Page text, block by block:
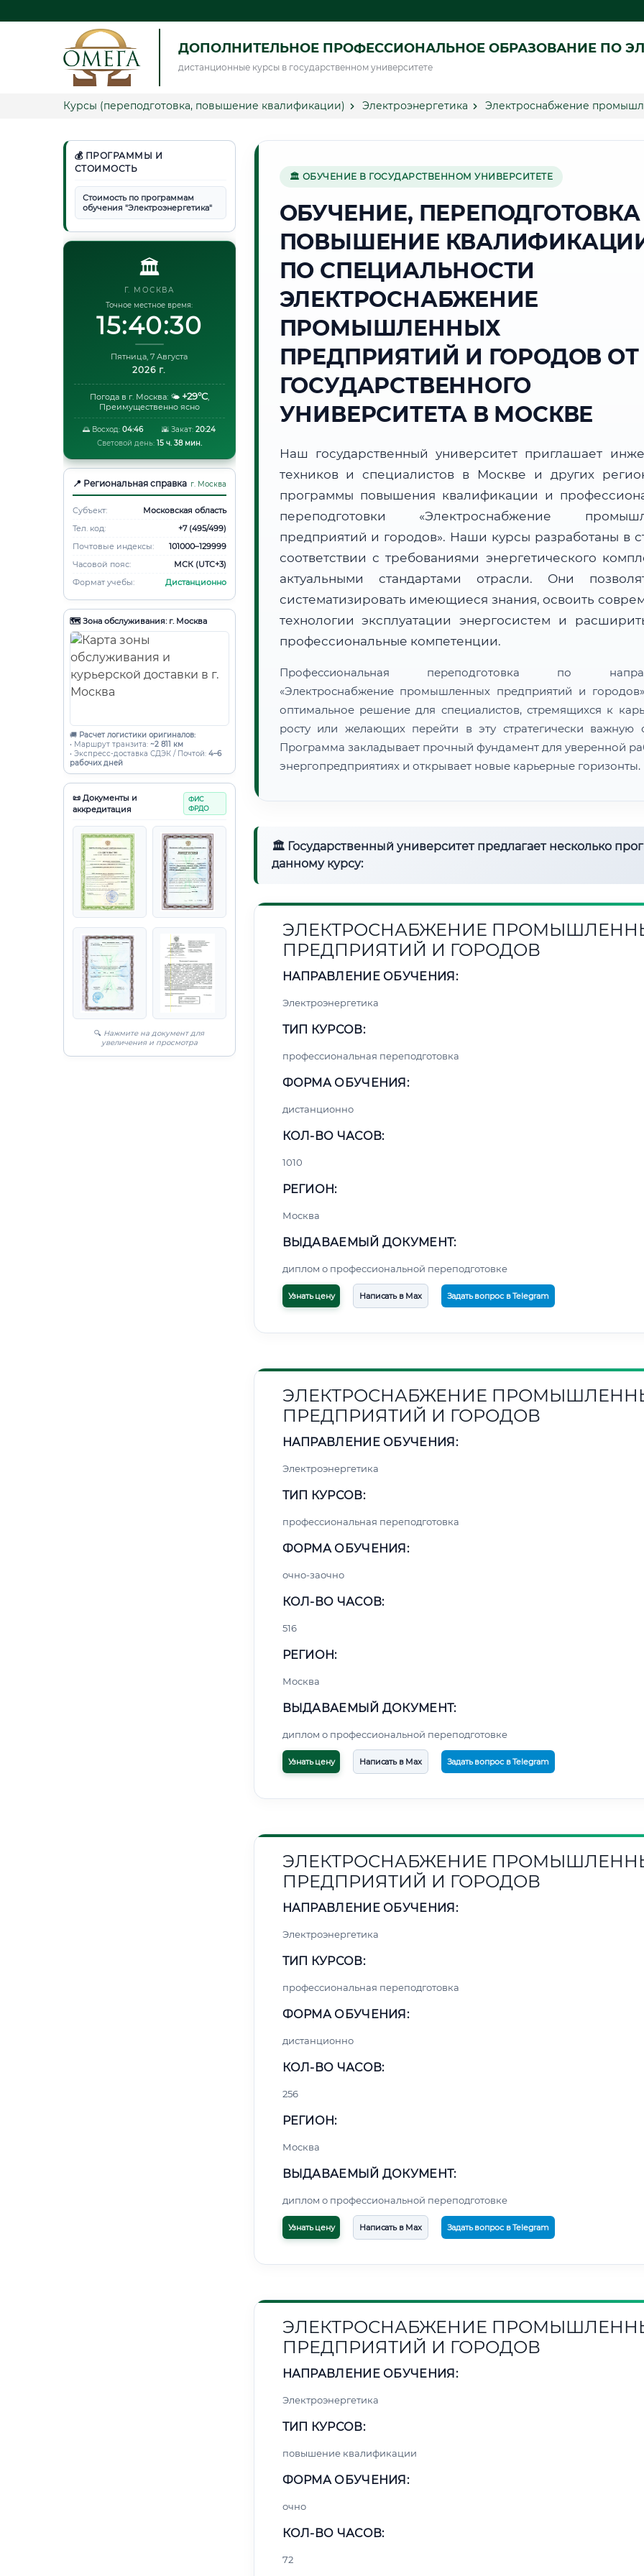
ДОПОЛНИТЕЛЬНОЕ ПРОФЕССИОНАЛЬНОЕ ОБРАЗОВАНИЕ ПО
дистанционные курсы в государственном университете
Курсы (переподготовка, повышение квалификации) Электроэнергетика Электроснабжение
💰 ПРОГРАММЫ И
СТОИМОСТЬ
Стоимость по программам
обучения "Электроэнергетика"
🏛️
Г. МОСКВА
Точное местное время:
15:40:31
Пятница, 7 Августа
2026 г.
Погода в г. Москва: 🌤️ +29°C,
Преимущественно ясно
🌅 Восход:04:46 🌇 Закат: 20:24
Световой день: 15 ч. 38 мин.
📍 Региональная справка г. Москва
Субъект:
Московская область
Тел. код:
+7 (495/499)
Почтовые индексы:
101000–129999
Часовой пояс:
МСК (UTC+3)
Формат учебы:
Дистанционно
🗺️ Зона обслуживания: г. Москва
🚚 Расчет логистики оригиналов:
• Маршрут транзита: ~2 811 км
• Экспресс-доставка СДЭК / Почтой: 4–6
рабочих дней
📜 Документы и
аккредитация
ФИС
ФРДО
🔍 Нажмите на документ для
увеличения и просмотра
🏛 ОБУЧЕНИЕ В ГОСУДАРСТВЕННОМ УНИВЕРСИТЕТЕ
ОБУЧЕНИЕ,
ПОВЫШЕНИЕ
ПО СПЕЦИАЛЬНОСТИ
ЭЛЕКТРОСНАБЖЕНИЕ
ПРОМЫШЛЕННЫХ
ПРЕДПРИЯТИЙ И ГОРОДОВ ОТ
ГОСУДАРСТВЕННОГО
УНИВЕРСИТЕТА В МОСКВЕ
Наш государственный университет приглашает
техников и специалистов в Москве и других
программы повышения квалификации и
переподготовки «Электроснабжение
предприятий и городов». Наши курсы разработаны в
соответствии с требованиями энергетического
актуальными стандартами отрасли. Они
систематизировать имеющиеся знания, освоить
технологии эксплуатации энергосистем и
профессиональные компетенции.
Профессиональная переподготовка по
«Электроснабжение промышленных предприятий и
оптимальное решение для специалистов, стремящихся к
росту или желающих перейти в эту стратегически важную
Программа закладывает прочный фундамент для уверенной
энергопредприятиях и открывает новые карьерные горизонты.
🏛 Государственный университет предлагает несколько
данному курсу:
ЭЛЕКТРОСНАБЖЕНИЕ
ПРЕДПРИЯТИЙ И ГОРОДОВ
НАПРАВЛЕНИЕ ОБУЧЕНИЯ:
Электроэнергетика
ТИП КУРСОВ:
профессиональная переподготовка
ФОРМА ОБУЧЕНИЯ:
дистанционно
КОЛ-ВО ЧАСОВ:
1010
РЕГИОН:
Москва
ВЫДАВАЕМЫЙ ДОКУМЕНТ:
диплом о профессиональной переподготовке
Узнать цену Написать в Max Задать вопрос в Telegram
ЭЛЕКТРОСНАБЖЕНИЕ
ПРЕДПРИЯТИЙ И ГОРОДОВ
НАПРАВЛЕНИЕ ОБУЧЕНИЯ:
Электроэнергетика
ТИП КУРСОВ:
профессиональная переподготовка
ФОРМА ОБУЧЕНИЯ:
очно-заочно
КОЛ-ВО ЧАСОВ:
516
РЕГИОН:
Москва
ВЫДАВАЕМЫЙ ДОКУМЕНТ:
диплом о профессиональной переподготовке
Узнать цену Написать в Max Задать вопрос в Telegram
ЭЛЕКТРОСНАБЖЕНИЕ
ПРЕДПРИЯТИЙ И ГОРОДОВ
НАПРАВЛЕНИЕ ОБУЧЕНИЯ:
Электроэнергетика
ТИП КУРСОВ:
профессиональная переподготовка
ФОРМА ОБУЧЕНИЯ:
дистанционно
КОЛ-ВО ЧАСОВ:
256
РЕГИОН:
Москва
ВЫДАВАЕМЫЙ ДОКУМЕНТ:
диплом о профессиональной переподготовке
Узнать цену Написать в Max Задать вопрос в Telegram
ЭЛЕКТРОСНАБЖЕНИЕ
ПРЕДПРИЯТИЙ И ГОРОДОВ
НАПРАВЛЕНИЕ ОБУЧЕНИЯ:
Электроэнергетика
ТИП КУРСОВ:
повышение квалификации
ФОРМА ОБУЧЕНИЯ:
очно
КОЛ-ВО ЧАСОВ:
72